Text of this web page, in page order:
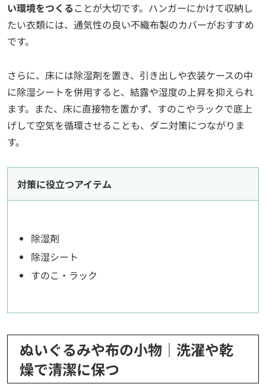
い環境をつくることが大切です。ハンガーにかけて収納し
たい衣類には、通気性の良い不織布製のカバーがおすすめ
です。
さらに、床には除湿剤を置き、引き出しや衣装ケースの中
に除湿シートを併用すると、結露や湿度の上昇を抑えられ
ます。また、床に直接物を置かず、すのこやラックで底上
げして空気を循環させることも、ダニ対策につながりま
す。
対策に役立つアイテム
除湿剤
除湿シート
すのこ・ラック
ぬいぐるみや布の小物｜洗濯や乾
燥で清潔に保つ